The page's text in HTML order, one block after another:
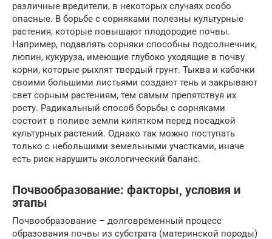
различные вредители, в некоторых случаях особо
опасные. В борьбе с сорняками полезны культурные
растения, которые повышают плодородие почвы.
Например, подавлять сорняки способны подсолнечник,
люпин, кукуруза, имеющие глубоко уходящие в почву
корни, которые рыхлят твердый грунт. Тыква и кабачки
своими большими листьями создают тень и закрывают
свет сорным растениям, тем самым препятствуя их
росту. Радикальный способ борьбы с сорняками
состоит в поливе земли кипятком перед посадкой
культурных растений. Однако так можно поступать
только с небольшими земельными участками, иначе
есть риск нарушить экологический баланс.
Почвообразование: факторы, условия и
этапы
Почвообразование – долговременный процесс
образования почвы из субстрата (материнской породы)